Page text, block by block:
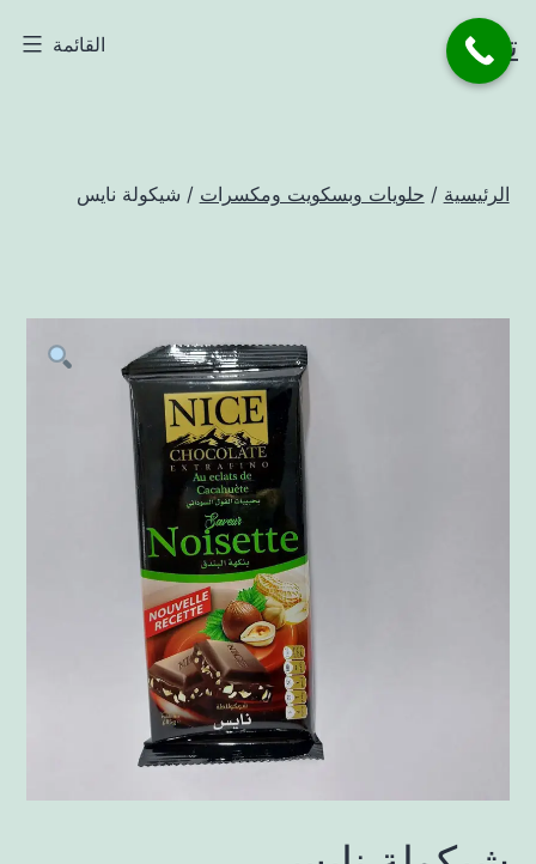
التخطي
إلىتاجر القائمة
الرئيسية / حلويات وبسكويت ومكسرات / شيكولة نايس